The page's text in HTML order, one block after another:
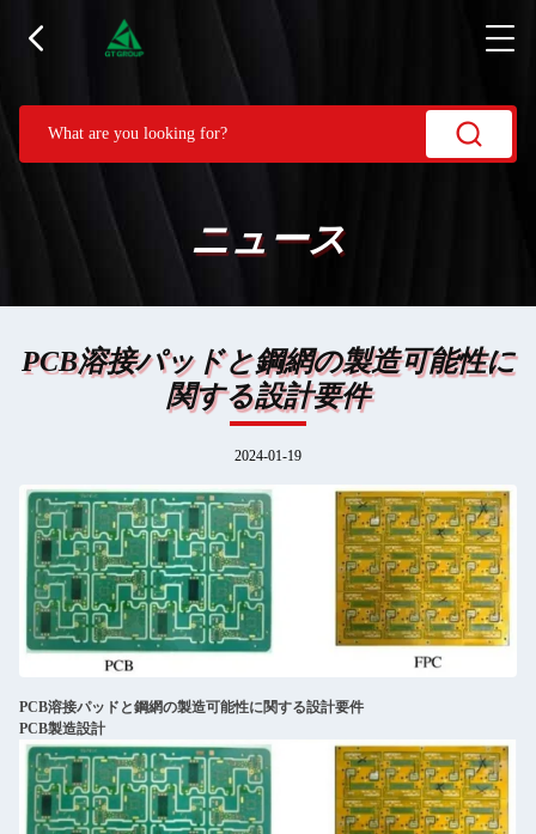
ニュース
PCB溶接パッドと鋼網の製造可能性に
関する設計要件
2024-01-19
PCB溶接パッドと鋼網の製造可能性に関する設計要件
PCB製造設計